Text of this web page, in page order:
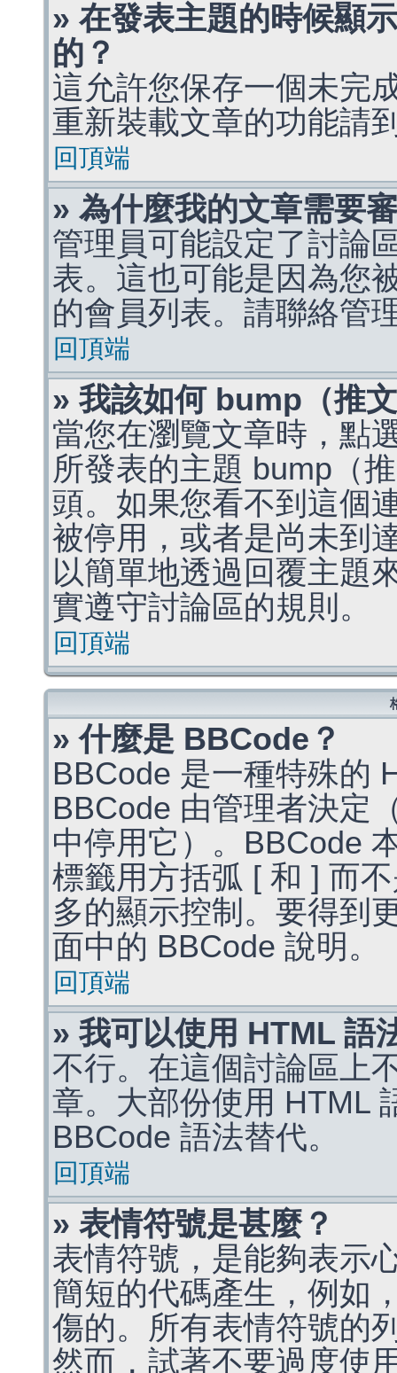
» 在發表主題的時候顯
的？
這允許您保存一個未完
重新裝載文章的功能請
回頂端
» 為什麼我的文章需要
管理員可能設定了討論
表。這也可能是因為您
的會員列表。請聯絡管
回頂端
» 我該如何 bump（推
當您在瀏覽文章時，點
所發表的主題 bump（
頭。如果您看不到這個
被停用，或者是尚未到
以簡單地透過回覆主題
實遵守討論區的規則。
回頂端
» 什麼是 BBCode？
BBCode 是一種特殊的
BBCode 由管理者決定
中停用它）。BBCode
標籤用方括弧 [ 和 ] 而
多的顯示控制。要得到
面中的 BBCode 說明。
回頂端
» 我可以使用 HTML 語
不行。在這個討論區上
章。大部份使用 HTML
BBCode 語法替代。
回頂端
» 表情符號是甚麼？
表情符號，是能夠表示
簡短的代碼產生，例如
傷的。所有表情符號的
然而，試著不要過度使